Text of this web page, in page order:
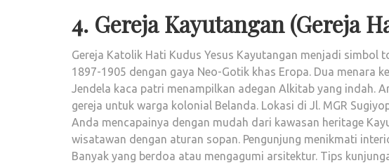
4. Gereja Kayutangan (Gereja
Gereja Katolik Hati Kudus Yesus Kayutangan menjadi simbol
1897-1905 dengan gaya Neo-Gotik khas Eropa. Dua menara
Jendela kaca patri menampilkan adegan Alkitab yang indah.
gereja untuk warga kolonial Belanda. Lokasi di Jl. MGR
Anda mencapainya dengan mudah dari kawasan heritage
wisatawan dengan aturan sopan. Pengunjung menikmati
Banyak yang berdoa atau mengagumi arsitektur. Tips